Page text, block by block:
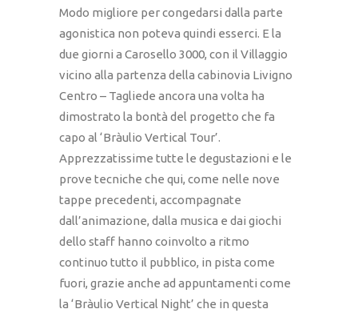
Modo migliore per congedarsi dalla parte
agonistica non poteva quindi esserci. E la
due giorni a Carosello 3000, con il Villaggio
vicino alla partenza della cabinovia Livigno
Centro – Tagliede ancora una volta ha
dimostrato la bontà del progetto che fa
capo al ‘Bràulio Vertical Tour’.
Apprezzatissime tutte le degustazioni e le
prove tecniche che qui, come nelle nove
tappe precedenti, accompagnate
dall’animazione, dalla musica e dai giochi
dello staff hanno coinvolto a ritmo
continuo tutto il pubblico, in pista come
fuori, grazie anche ad appuntamenti come
la ‘Bràulio Vertical Night’ che in questa